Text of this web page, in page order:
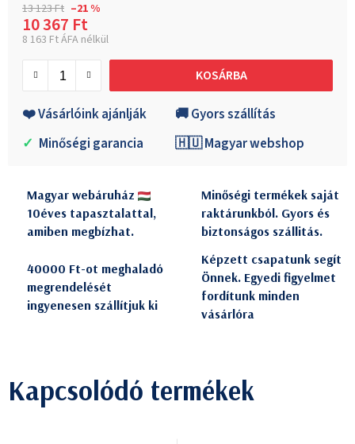
13 123 Ft –21 %
10 367 Ft
8 163 Ft ÁFA nélkül
KOSÁRBA
❤️ Vásárlóink ajánlják
🚚 Gyors szállítás
✓ Minőségi garancia 🇭🇺 Magyar webshop
Magyar webáruház
10éves tapasztalattal,
amiben megbízhat.
Minőségi termékek saját
raktárunkból. Gyors és
biztonságos szállitás.
40000 Ft-ot meghaladó
megrendelését
ingyenesen szállítjuk ki
Képzett csapatunk segít
Önnek. Egyedi figyelmet
fordítunk minden
vásárlóra
Kapcsolódó termékek